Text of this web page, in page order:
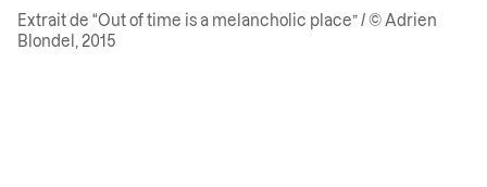
Extrait de “Out of time is a melancholic place” / © Adrien
Blondel, 2015